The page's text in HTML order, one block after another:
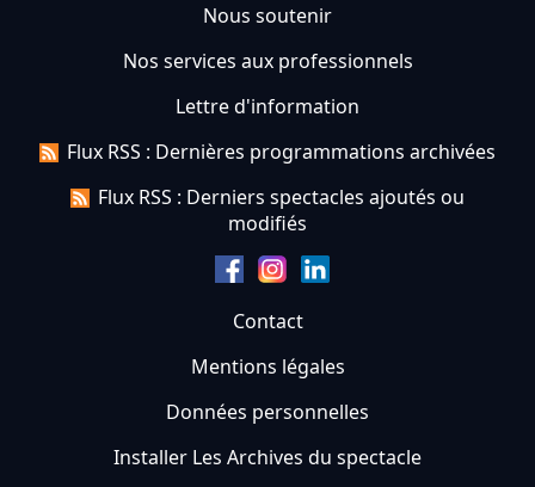
Nous soutenir
Nos services aux professionnels
Lettre d'information
Flux RSS : Dernières programmations archivées
Flux RSS : Derniers spectacles ajoutés ou
modifiés
Contact
Mentions légales
Données personnelles
Installer Les Archives du spectacle